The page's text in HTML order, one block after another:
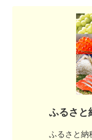
ふるさと
ふるさと納